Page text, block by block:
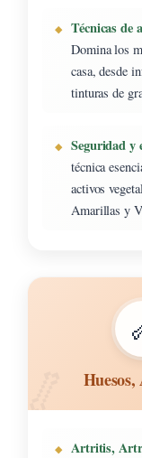
Técnicas de
Domina los
casa, desde
tinturas de
Seguridad y
técnica
activos
Amarillas y
Artritis,